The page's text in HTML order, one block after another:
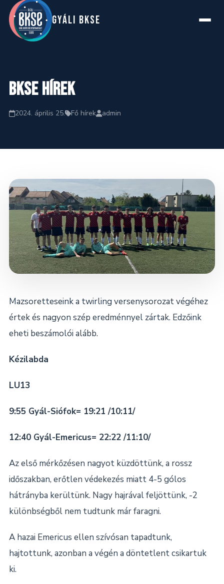
GYáLI BKSE
Rólunk
Hírek
Naptár
Dokumentumok
Kapcsolat
BKSE hírek
2024. április 25. Fő hírek admin
Mazsoretteseink a twirling versenysorozat végéhez
értek és nagyon szép eredménnyel zártak. Edzőink
eheti beszámolói alább.
Kézilabda
LU13
9:55 Gyál-Siófok= 19:21 /10:11/
12:40 Gyál-Emericus= 22:22 /11:10/
Az első mérkőzésen nagyot küzdöttünk, a rossz
időszakban, erőtlen védekezés miatt 4-5 gólos
hátrányba kerültünk. Nagy hajrával feljöttünk, -2
különbségből nem tudtunk már faragni.
A hazai Emericus ellen szívósan tapadtunk,
hajtottunk, azonban a végén a döntetlent csikartuk
ki.